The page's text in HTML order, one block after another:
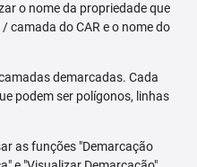
o nome da propriedade que
camada do CAR e o nome do
demarcadas. Cada
podem ser polígonos, linhas
as funções "Demarcação